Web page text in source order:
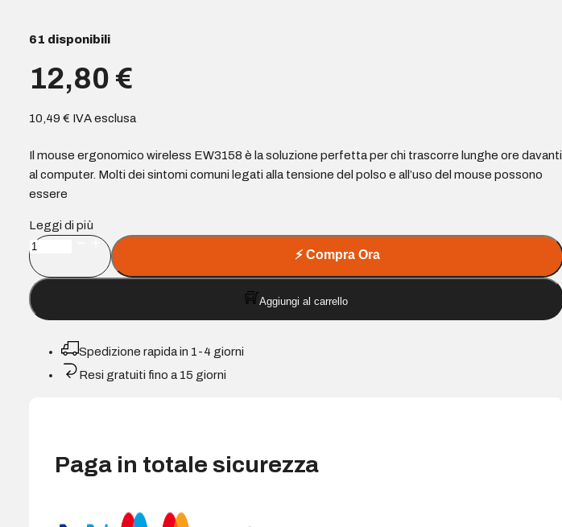
61 disponibili
12,80 €
10,49€ IVA esclusa
Il mouse ergonomico wireless EW3158 è la soluzione perfetta per chi trascorre lunghe ore davanti
al computer. Molti dei sintomi comuni legati alla tensione del polso e all’uso del mouse possono
essere
Leggi di più
Ewent
Mouse
wireless
2,4
GHz
Mouse
verticale
selezionabile
800-
⚡Compra Ora
Aggiungi al carrello
Spedizione rapida in 1-4 giorni
Resi gratuiti fino a 15 giorni
Paga in totale sicurezza